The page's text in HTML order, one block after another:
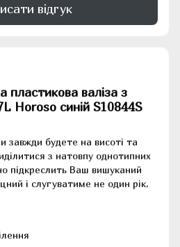
відгук
пластикова валіза з
Horoso синій S10844S
завжди будете на висоті та
з натовпу однотипних
підкреслить Ваш вишуканий
і слугуватиме не один рік,